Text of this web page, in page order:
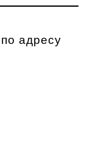
адресу